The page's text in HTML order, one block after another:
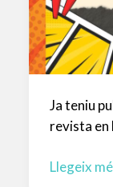
Ja teniu
revista en
Nou
Llegeix